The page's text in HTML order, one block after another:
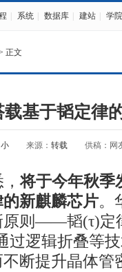
系统 数据库 建站 学院
正文
基于韬定律
小 来源： 转载 供稿：网
，将于今年秋季
新麒麟芯片。
原则——韬(τ)定
过逻辑折叠等
断提升晶体管